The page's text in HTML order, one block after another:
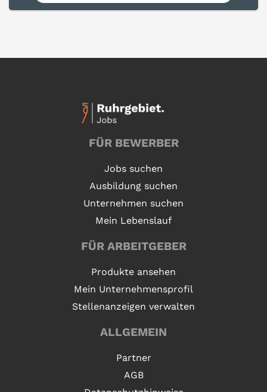
FÜR BEWERBER
Jobs suchen
Ausbildung suchen
Unternehmen suchen
Mein Lebenslauf
FÜR ARBEITGEBER
Produkte ansehen
Mein Unternehmensprofil
Stellenanzeigen verwalten
ALLGEMEIN
Partner
AGB